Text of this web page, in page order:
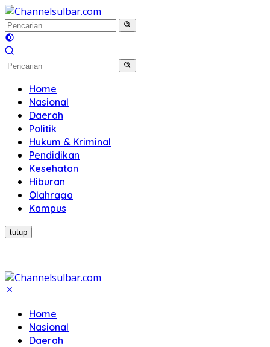
Langsung
ke
konten
Home
Nasional
Daerah
Politik
Hukum & Kriminal
Pendidikan
Kesehatan
Hiburan
Olahraga
Kampus
tutup
Home
Nasional
Daerah